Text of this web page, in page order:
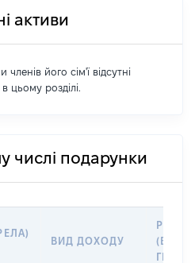
активи
його сім'ї відсутні
цьому розділі.
числі подарунки
ВИД ДОХОДУ
ГРН